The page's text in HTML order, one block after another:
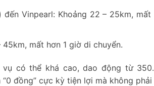
Vinpearl: Khoảng 22 – 25km,
mất hơn 1 giờ di chuyển.
có thể khá cao, dao động từ
đồng” cực kỳ tiện lợi mà không